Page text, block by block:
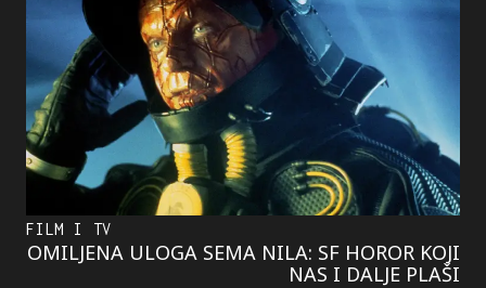
FILM I TV
OMILJENA ULOGA SEMA NILA: SF HOROR KOJI
NAS I DALJE PLAŠI